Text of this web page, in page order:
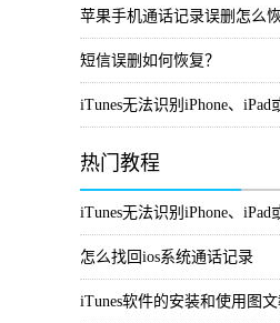
苹果手机通话记录误删怎么
短信误删如何恢复？
iTunes无法识别iPhone、iPad
热门教程
iTunes无法识别iPhone、iPad
怎么找回ios系统通话记录
iTunes软件的安装和使用图